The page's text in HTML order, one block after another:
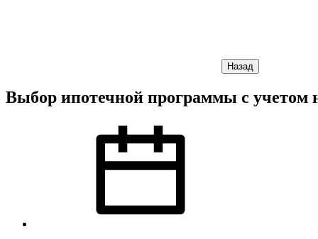
Назад
Выбор ипотечной программы с учетом